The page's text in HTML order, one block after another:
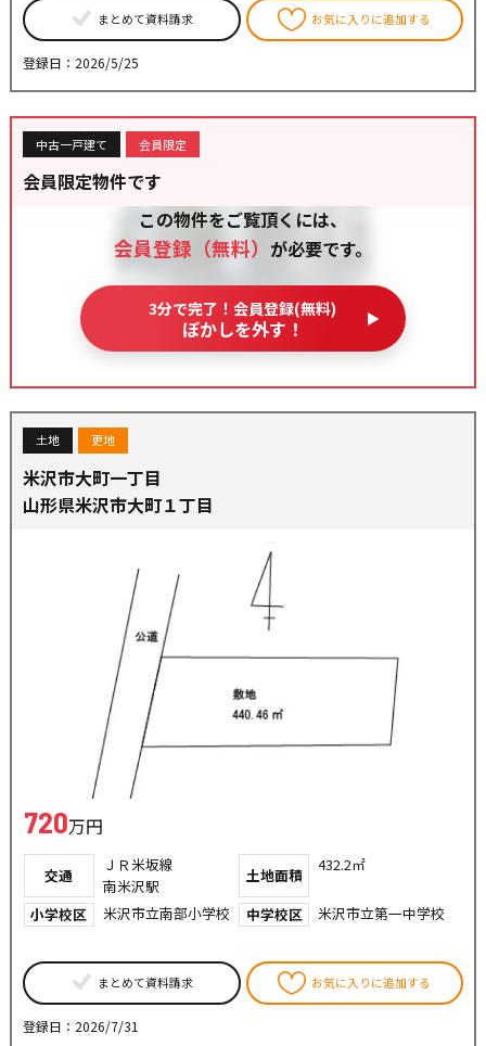
まとめて資料請求 お気に入りに追加する
登録日：2026/5/25
中古一戸建て 会員限定
会員限定物件です
この物件をご覧頂くには、
会員登録（無料） が必要です。
3分で完了！会員登録(無料)
ぼかしを外す！
土地 更地
米沢市大町一丁目
山形県米沢市大町１丁目
720万円
交通
ＪＲ米坂線
南米沢駅
土地面積
432.2㎡
小学校区 米沢市立南部小学校 中学校区 米沢市立第一中学校
まとめて資料請求 お気に入りに追加する
登録日：2026/7/31